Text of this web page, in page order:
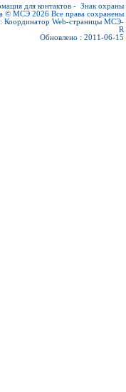
для контактов - Знак охраны
© МСЭ 2026 Все права сохранены
Координатор Web-страницы МСЭ-
R
Обновлено : 2011-06-15